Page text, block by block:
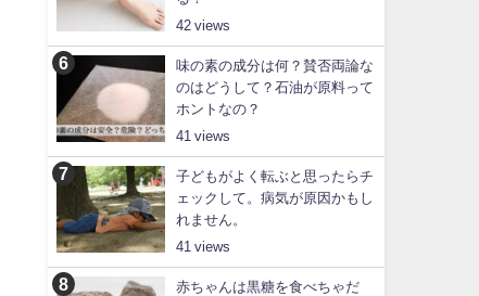
42
味の素の成分は何？賛否両論な
のはどうして？石油が原料って
ホントなの？
41
子どもがよく転ぶと思ったらチ
ェックして。病気が原因かもし
れません。
41
赤ちゃんは黒糖を食べちゃだ